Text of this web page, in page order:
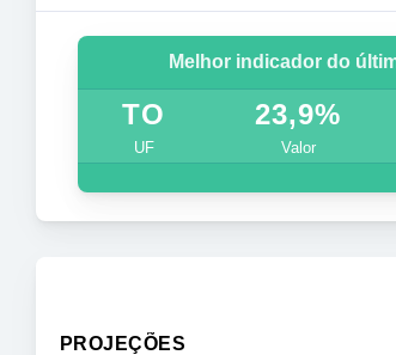
Melhor indicador do
TO
UF
23,9%
Valor
PROJEÇÕES